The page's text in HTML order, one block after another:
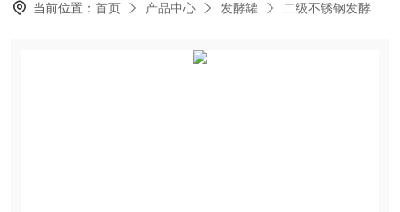
当前位置：首页 产品中心 发酵罐 二级不锈钢发酵系统